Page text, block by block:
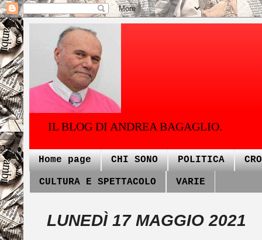
IL BLOG DI ANDREA BAGAGLIO.
Home page CHI SONO POLITICA
CULTURA E SPETTACOLO VARIE
LUNEDÌ 17 MAGGIO 2021